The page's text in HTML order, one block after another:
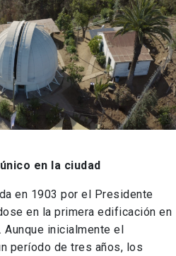
en la ciudad
en 1903 por el Presidente
en la primera edificación en
Aunque inicialmente el
período de tres años, los